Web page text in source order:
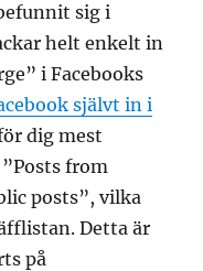
sig i
helt enkelt in
i Facebooks
självt in i
dig mest
from
posts”, vilka
Detta är
på